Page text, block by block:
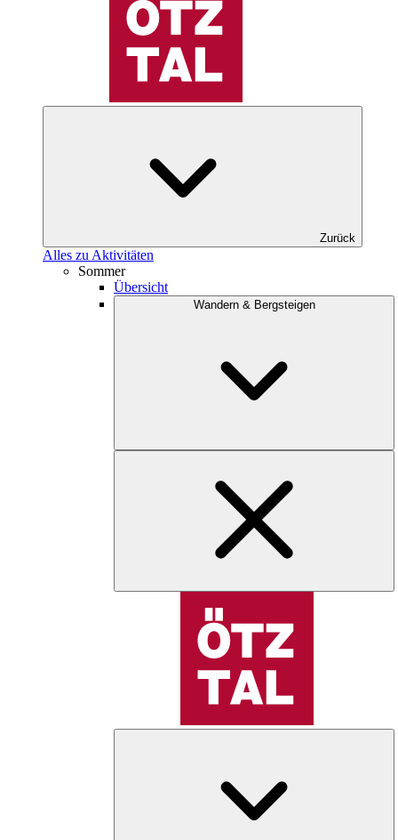
Zurück
Alles zu Aktivitäten
Sommer
Übersicht
Wandern & Bergsteigen